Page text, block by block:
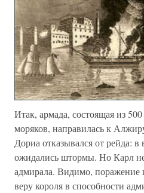
Итак, армада, состоящая из
моряков, направилась к
Дориа отказывался от рейда:
ожидались штормы. Но Карл
адмирала. Видимо, поражение
веру короля в способности